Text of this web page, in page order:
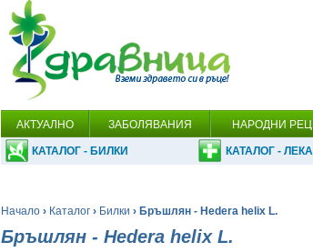
АКТУАЛНО ЗАБОЛЯВАНИЯ НАРОДНИ
КАТАЛОГ - БИЛКИ КАТАЛОГ -
Начало › Каталог › Билки › Бръшлян - Hedera helix L.
Бръшлян - Hedera helix L.